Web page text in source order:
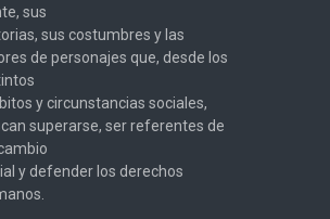
sus
sus costumbres y las
de personajes que, desde los
y circunstancias sociales,
superarse, ser referentes de
y defender los derechos